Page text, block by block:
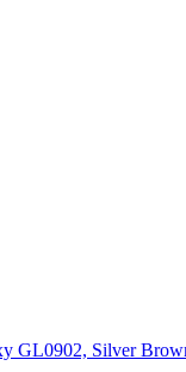
GL0902, Silver